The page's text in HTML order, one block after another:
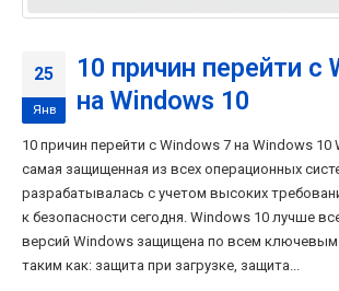
25
Янв
10 причин перейти с
на Windows 10
10 причин перейти с Windows 7 на Windows 10
самая защищенная из всех операционных
разрабатывалась с учетом высоких
к безопасности сегодня. Windows 10 лучше
версий Windows защищена по всем ключевым
таким как: защита при загрузке, защита...